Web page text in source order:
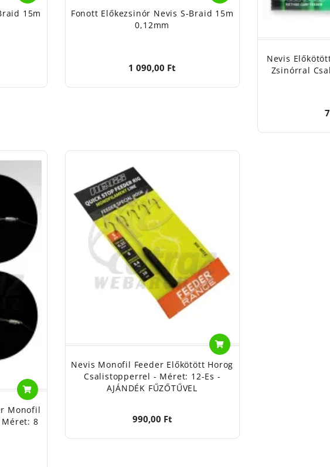
15m
Fonott Előkezsinór Nevis S-Braid 15m
0,12mm
1 090,00 Ft
Nevis
Zsinórral
Monofil
8
Nevis Monofil Feeder Előkötött Horog
Csalistopperrel - Méret: 12-Es -
AJÁNDÉK FŰZŐTŰVEL
990,00 Ft